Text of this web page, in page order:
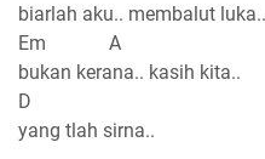
biarlah aku.. membalut luka..
Em A
bukan kerana.. kasih kita..
D
yang tlah sirna..